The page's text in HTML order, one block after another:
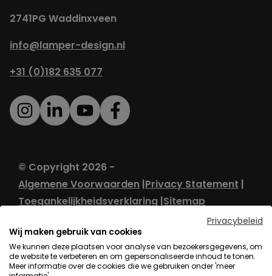
Privacybeleid
Wij maken gebruik van cookies
We kunnen deze plaatsen voor analyse van bezoekersgegevens, om
de website te verbeteren en om gepersonaliseerde inhoud te tonen.
Meer informatie over de cookies die we gebruiken onder 'meer
2741PG Waddinxveen
info@lamper-design.nl
+31 (0)182 635 077
© Copyright 2026 -
Algemene Voorwaarden Privacy Statement
Toegankelijkheidsverklaring Sitemap